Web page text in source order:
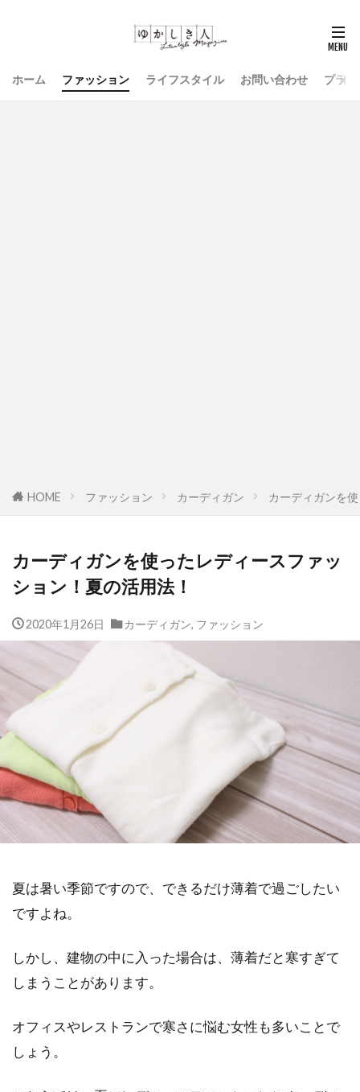
ホーム ファッション ライフスタイル お問い合わせ プラ
HOME ファッション カーディガン カーディガンを
カーディガンを使ったレディースファッ
ション！夏の活用法！
2020年1月26日 カーディガン, ファッション
夏は暑い季節ですので、できるだけ薄着で過ごしたい
ですよね。
しかし、建物の中に入った場合は、薄着だと寒すぎて
しまうことがあります。
オフィスやレストランで寒さに悩む女性も多いことで
しょう。